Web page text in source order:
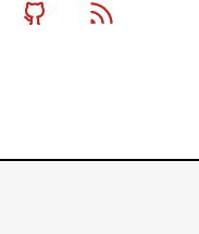
MastodonGithub